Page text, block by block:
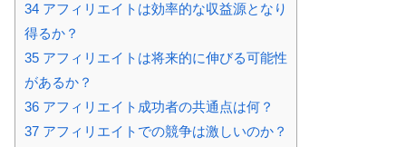
34 アフィリエイトは効率的な収益源となり
得るか？
35 アフィリエイトは将来的に伸びる可能性
があるか？
36 アフィリエイト成功者の共通点は何？
37 アフィリエイトでの競争は激しいのか？